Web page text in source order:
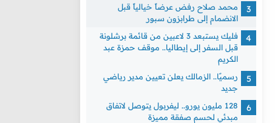
محمد صلاح رفض عرضاً خيالياً قبل
الانضمام إلى طرابزون سبور
فليك يستبعد 3 لاعبين من قائمة برشلونة
قبل السفر إلى إيطاليا.. موقف حمزة عبد
الكريم
رسميًا.. الزمالك يعلن تعيين مدير رياضي
جديد
128 مليون يورو.. ليفربول يتوصل لاتفاق
مبدئي لحسم صفقة مميزة